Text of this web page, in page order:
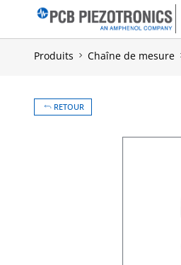
Produits Chaîne de mesure
RETOUR